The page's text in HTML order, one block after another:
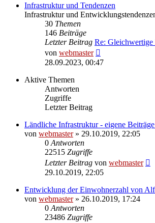
Infrastruktur und Tendenzen
Infrastruktur und
30 Themen
146 Beiträge
Letzter Beitrag Re:
von webmaster
Beitrag
28.09.2023, 00:47
Aktive Themen
Antworten
Zugriffe
Letzter Beitrag
Ländliche Infrastruktur - eigene
von webmaster» 29.10.2019, 22:05
0 Antworten
22515 Zugriffe
Letzter Beitrag von webmaster
29.10.2019, 22:05
Entwicklung der Einwohnerzahl von
von webmaster» 26.10.2019, 17:24
0 Antworten
23486 Zugriffe